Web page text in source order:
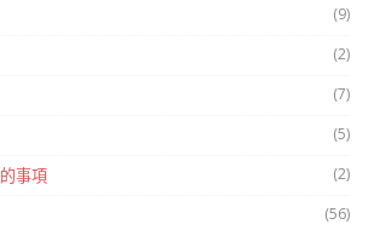
(9)
(2)
(7)
(5)
事項 (2)
(56)